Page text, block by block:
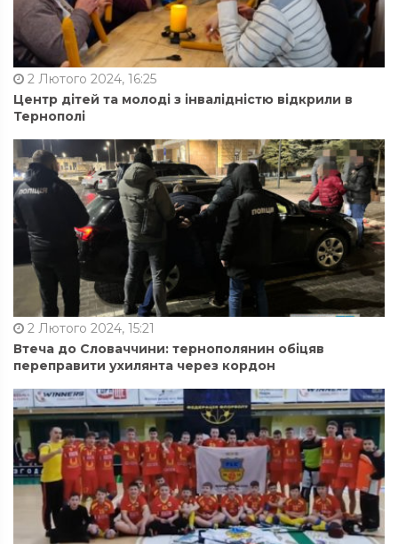
2 Лютого 2024, 16:25
Центр дітей та молоді з інвалідністю відкрили в
Тернополі
2 Лютого 2024, 15:21
Втеча до Словаччини: тернополянин обіцяв
переправити ухилянта через кордон